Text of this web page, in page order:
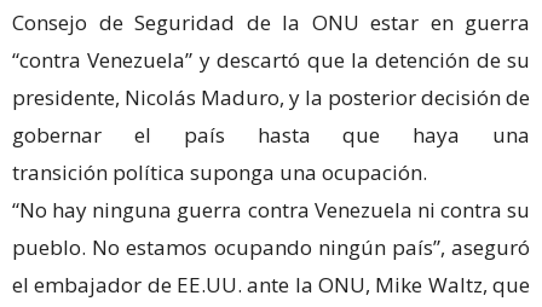
Consejo de Seguridad de la ONU estar en guerra
“contra Venezuela” y descartó que la detención de su
presidente, Nicolás Maduro, y la posterior decisión de
gobernar el país hasta que haya una
transición política suponga una ocupación.
“No hay ninguna guerra contra Venezuela ni contra su
pueblo. No estamos ocupando ningún país”, aseguró
el embajador de EE.UU. ante la ONU, Mike Waltz, que